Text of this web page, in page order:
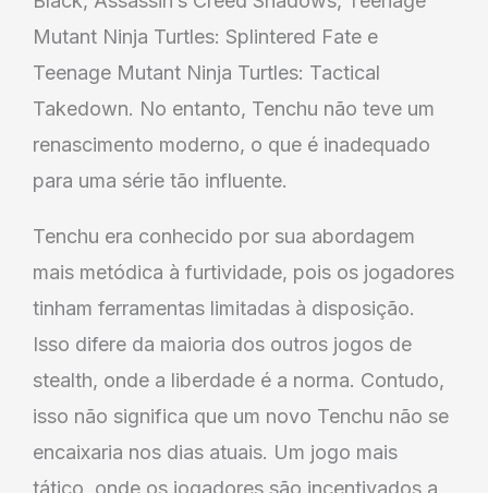
Mutant Ninja Turtles: Splintered Fate e
Teenage Mutant Ninja Turtles: Tactical
Takedown. No entanto, Tenchu não teve um
renascimento moderno, o que é inadequado
para uma série tão influente.
Tenchu era conhecido por sua abordagem
mais metódica à furtividade, pois os jogadores
tinham ferramentas limitadas à disposição.
Isso difere da maioria dos outros jogos de
stealth, onde a liberdade é a norma. Contudo,
isso não significa que um novo Tenchu não se
encaixaria nos dias atuais. Um jogo mais
tático, onde os jogadores são incentivados a